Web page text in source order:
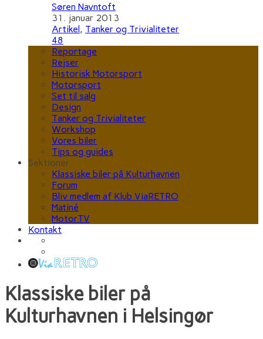
Søren Navntoft
31. januar 2013
Artikel, Tanker og Trivialiteter
48
Reportage
Rejser
Historisk Motorsport
Motorsport
Set til salg
Design
Tanker og Trivialiteter
Workshop
Vores biler
Tips og guides
Sektioner
Klassiske biler på Kulturhavnen
Forum
Bliv medlem af Klub ViaRETRO
Matiné
MotorTV
Kontakt
Klassiske biler på
Kulturhavnen i Helsingør